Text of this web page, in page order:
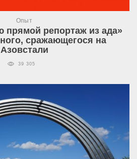
Опыт
прямой репортаж из ада»
сражающегося на
Азовстали
39 305